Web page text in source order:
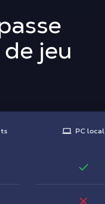
jeu
PC local